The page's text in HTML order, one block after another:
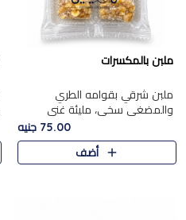
ملبن بالمكسرات
ملبن شرقي بقوامه الطري
والمضغي سخي، مليئة غني
بتشكيلة فاخرة من المكسرات
مشكلة المختارة التي تقدم تضيف
قرمشة مميزة مرضية ونكهة
75.00 جنيه
أضف